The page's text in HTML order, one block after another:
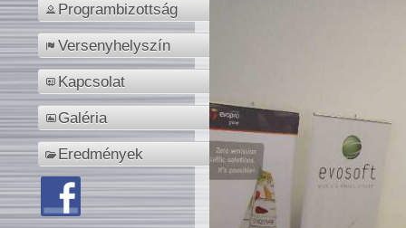
Programbizottság
Versenyhelyszín
Kapcsolat
Galéria
Eredmények